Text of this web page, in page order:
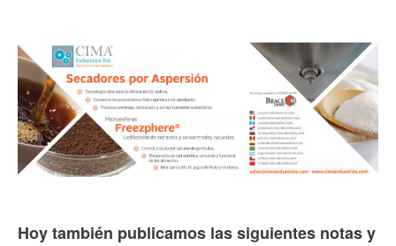
Hoy también publicamos las siguientes notas y